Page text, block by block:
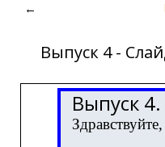
←
Выпуск 4 -
Выпуск